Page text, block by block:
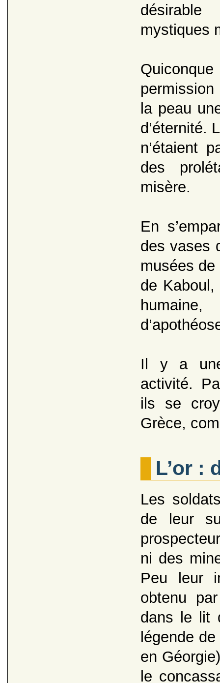
mystiques
la peau
d’éternité.
n’étaient
des
misère.
En
des vases
musées
de Kaboul,
Il y a une
activité.
ils se
Grèce,
L’or :
Les
de leur
ni des
Peu leur
obtenu
dans le lit
légende
en
le